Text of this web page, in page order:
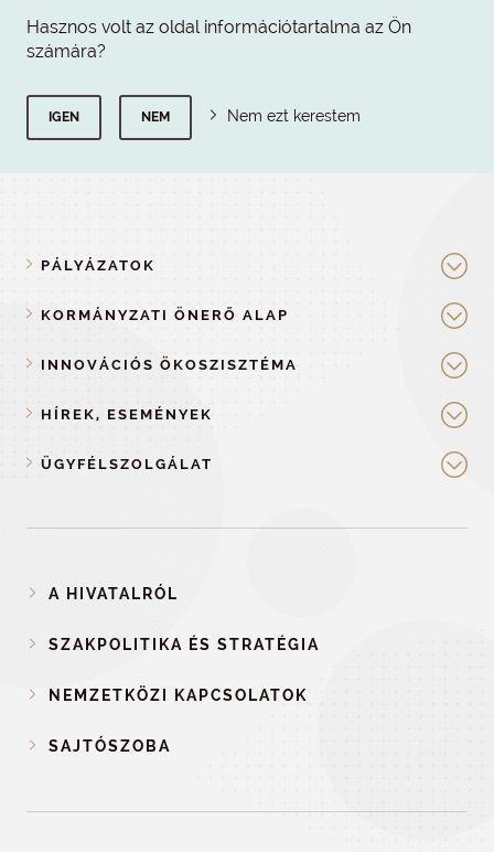
Hasznos volt az oldal információtartalma az Ön
számára?
IGEN NEM Nem ezt kerestem
PÁLYÁZATOK
KORMÁNYZATI ÖNERŐ ALAP
INNOVÁCIÓS ÖKOSZISZTÉMA
HÍREK, ESEMÉNYEK
ÜGYFÉLSZOLGÁLAT
A HIVATALRÓL
SZAKPOLITIKA ÉS STRATÉGIA
NEMZETKÖZI KAPCSOLATOK
SAJTÓSZOBA